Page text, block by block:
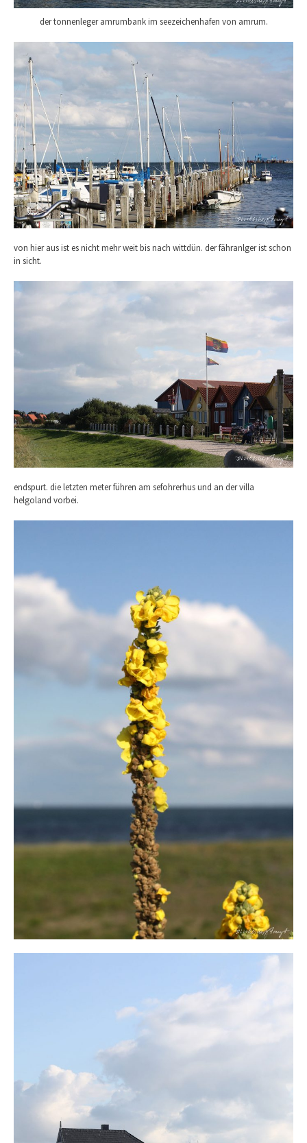
der tonnenleger amrumbank im seezeichenhafen von amrum.
von hier aus ist es nicht mehr weit bis nach wittdün. der fähranlger ist schon
in sicht.
endspurt. die letzten meter führen am sefohrerhus und an der villa
helgoland vorbei.